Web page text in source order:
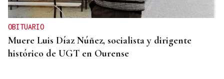
OBITUARIO
Muere Luis Díaz Núñez, socialista y dirigente
histórico de UGT en Ourense